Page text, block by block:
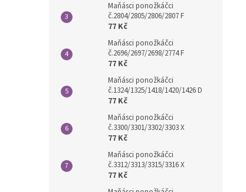
Maňásci ponožkáčci
č.2804/2805/2806/2807 F
77 Kč
Maňásci ponožkáčci
č.2696/2697/2698/2774 F
77 Kč
Maňásci ponožkáčci
č.1324/1325/1418/1420/1426 D
77 Kč
Maňásci ponožkáčci
č.3300/3301/3302/3303 X
77 Kč
Maňásci ponožkáčci
č.3312/3313/3315/3316 X
77 Kč